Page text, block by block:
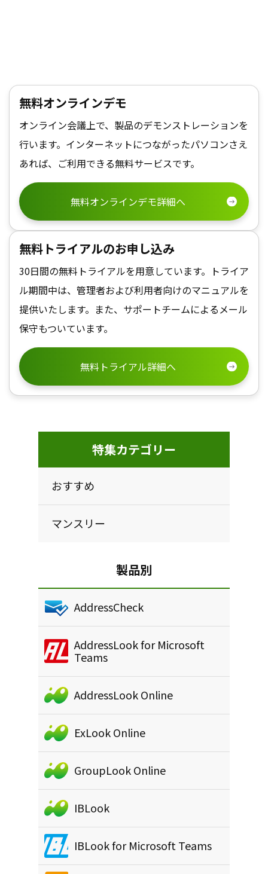
無料オンラインデモ
オンライン会議上で、製品のデモンストレーションを
行います。インターネットにつながったパソコンさえ
あれば、ご利用できる無料サービスです。
無料オンラインデモ詳細へ
無料トライアルのお申し込み
30日間の無料トライアルを用意しています。トライア
ル期間中は、管理者および利用者向けのマニュアルを
提供いたします。また、サポートチームによるメール
保守もついています。
無料トライアル詳細へ
特集カテゴリー
おすすめ
マンスリー
製品別
AddressCheck
AddressLook for Microsoft
Teams
AddressLook Online
ExLook Online
GroupLook Online
IBLook
IBLook for Microsoft Teams